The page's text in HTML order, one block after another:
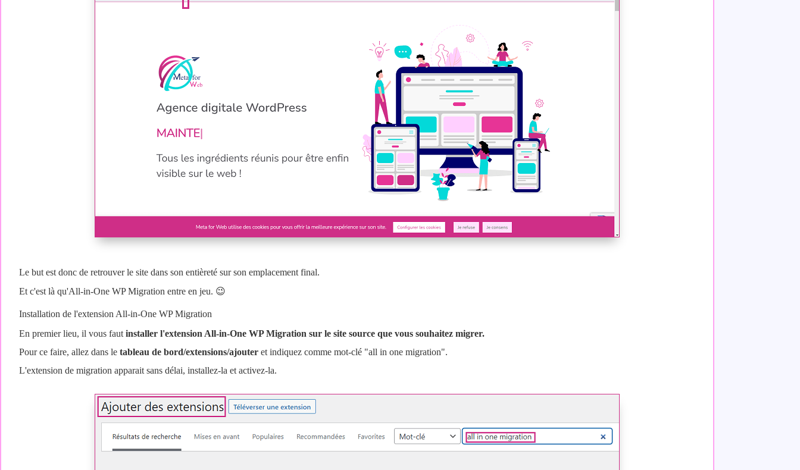
Le but est donc de retrouver le site dans son entièreté sur son emplacement final.
Et c'est là qu'All-in-One WP Migration entre en jeu. 😉
Installation de l'extension All-in-One WP Migration
En premier lieu, il vous faut installer l'extension All-in-One WP Migration sur le site source que vous souhaitez migrer.
Pour ce faire, allez dans le tableau de bord/extensions/ajouter et indiquez comme mot-clé "all in one migration".
L'extension de migration apparait sans délai, installez-la et activez-la.